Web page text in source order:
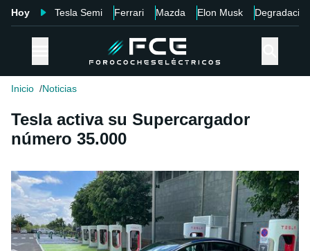
Hoy Tesla Semi Ferrari Mazda Elon Musk Degradación
Inicio Noticias
Tesla activa su Supercargador
número 35.000